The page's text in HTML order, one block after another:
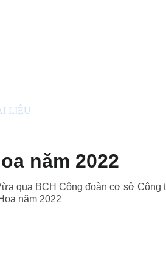
LIỆU
năm 2022
qua BCH Công đoàn cơ sở Công
năm 2022